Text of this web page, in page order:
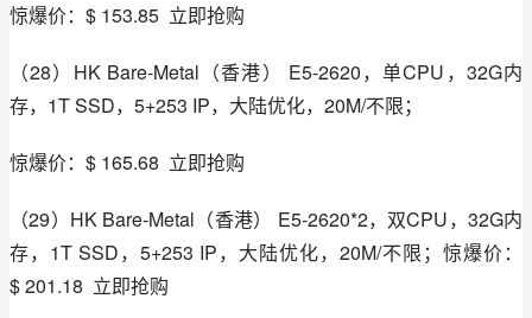
惊爆价：$ 153.85  立即抢购
（28）HK Bare-Metal（香港） E5-2620，单CPU，32G内
存，1T SSD，5+253 IP，大陆优化，20M/不限；
惊爆价：$ 165.68  立即抢购
（29）HK Bare-Metal（香港） E5-2620*2，双CPU，32G内
存，1T SSD，5+253 IP，大陆优化，20M/不限；惊爆价：
$ 201.18  立即抢购